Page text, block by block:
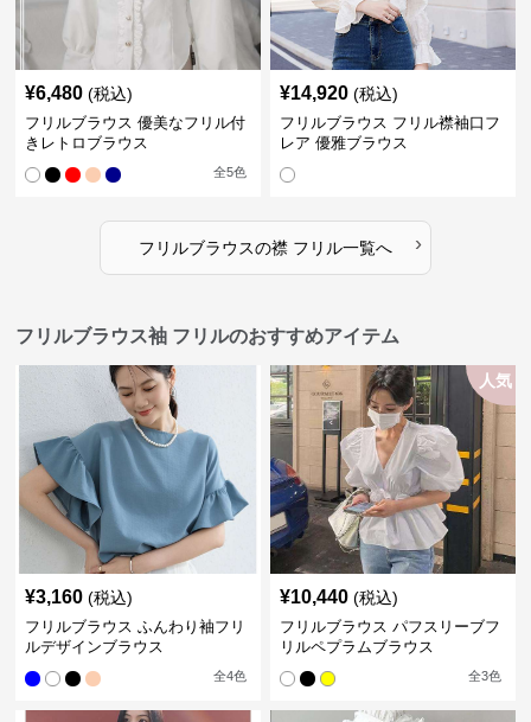
¥6,480 (税込)
フリルブラウス 優美なフリル付
きレトロブラウス
全5色
¥14,920 (税込)
フリルブラウス フリル襟袖口フ
レア 優雅ブラウス
フリルブラウスの襟 フリル一覧へ ›
フリルブラウス袖 フリルのおすすめアイテム
¥3,160 (税込)
フリルブラウス ふんわり袖フリ
ルデザインブラウス
全4色
人気
¥10,440 (税込)
フリルブラウス パフスリーブフ
リルペプラムブラウス
全3色